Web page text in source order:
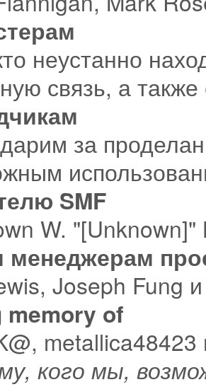
неустанно
связь, а
за
SMF
W. "[Unknown]"
Joseph Fung
memory of
metallica48423
кого мы,